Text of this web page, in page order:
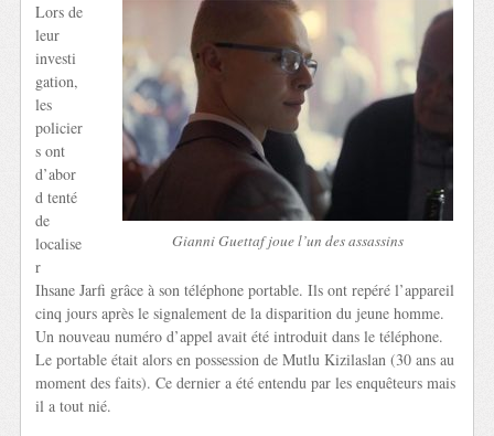
Gianni Guettaf joue l’un des assassins
Lors de
leur
investi
gation,
les
policier
s ont
d’abor
d tenté
de
localise
r
Ihsane Jarfi grâce à son téléphone portable. Ils ont repéré l’appareil
cinq jours après le signalement de la disparition du jeune homme.
Un nouveau numéro d’appel avait été introduit dans le téléphone.
Le portable était alors en possession de Mutlu Kizilaslan (30 ans au
moment des faits). Ce dernier a été entendu par les enquêteurs mais
il a tout nié.